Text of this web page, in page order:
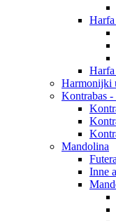
Harmonijki
Kontrabas
Mandolina
Inne